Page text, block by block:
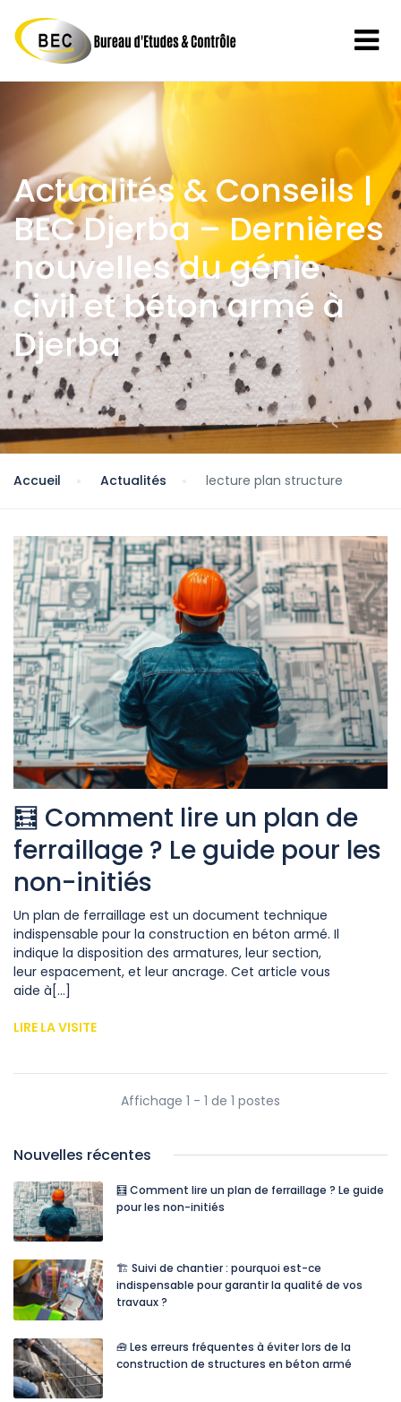
Actualités & Conseils |
BEC Djerba – Dernières
nouvelles du génie
civil et béton armé à
Djerba
Accueil Actualités lecture plan structure
🧮 Comment lire un plan de
ferraillage ? Le guide pour les
non-initiés
Un plan de ferraillage est un document technique
indispensable pour la construction en béton armé. Il
indique la disposition des armatures, leur section,
leur espacement, et leur ancrage. Cet article vous
aide à[...]
LIRE LA VISITE
Affichage 1 - 1 de 1 postes
Nouvelles récentes
🧮 Comment lire un plan de ferraillage ? Le guide
pour les non-initiés
🏗️ Suivi de chantier : pourquoi est-ce
indispensable pour garantir la qualité de vos
travaux ?
🧰 Les erreurs fréquentes à éviter lors de la
construction de structures en béton armé